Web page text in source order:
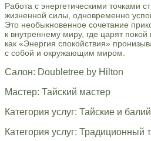
Работа с энергетическими точками
жизненной силы, одновременно
Это необыкновенное сочетание
к внутреннему миру, где царят
как «Энергия спокойствия»
с собой и окружающим миром.
Салон: Doubletree by Hilton
Мастер: Тайский мастер
Категория услуг: Тайские и
Категория услуг: Традиционный